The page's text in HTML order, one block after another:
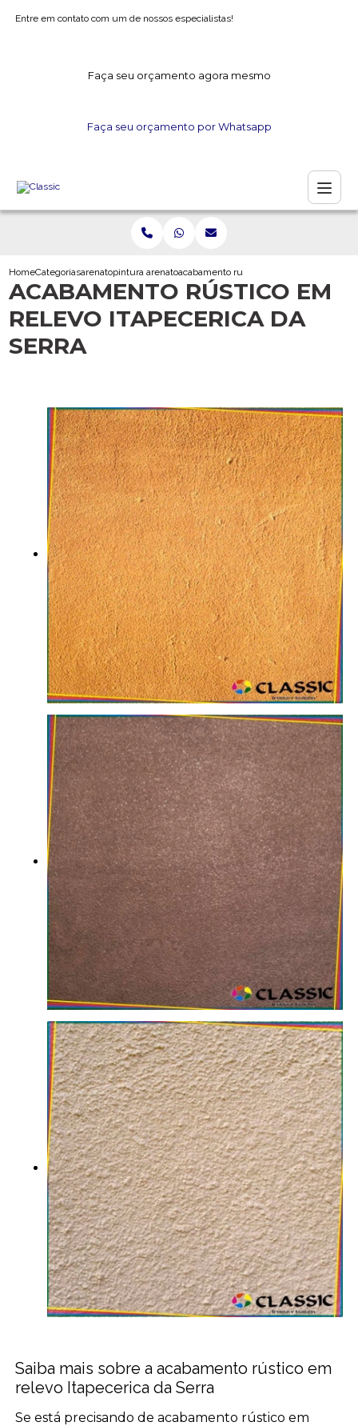
Entre em contato com um de nossos especialistas!
Faça seu orçamento agora mesmo
Faça seu orçamento por Whatsapp
HomeCategoriasarenatopintura arenatoacabamento rustico em relevo
ACABAMENTO RÚSTICO EM
RELEVO ITAPECERICA DA
SERRA
Saiba mais sobre a acabamento rústico em
relevo Itapecerica da Serra
Se está precisando de acabamento rústico em